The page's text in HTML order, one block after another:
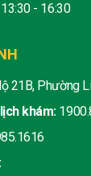
- 16:30
21B, Phường
khám: